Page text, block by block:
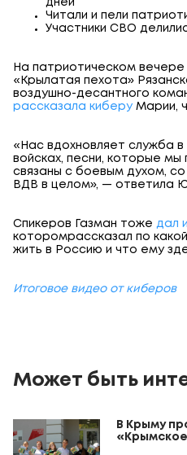
дней
Читали и пели
Участники СВО
На патриотическом вечере
«Крылатая пехота»
воздушно-десантного
рассказала киберу Марии,
«Нас вдохновляет служба
войсках, песни, которые
связаны с боевым духом,
ВДВ в целом», — ответила
Спикеров Газман тоже дал
которомрассказал по
жить в Россию и что ему
Итоговое видео от киберов
Может быть
В Крыму